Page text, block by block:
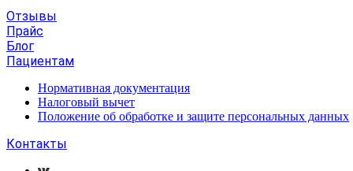
Отзывы
Прайс
Блог
Пациентам
Нормативная документация
Налоговый вычет
Положение об обработке и защите персональных данных
Контакты